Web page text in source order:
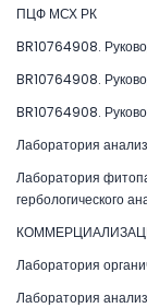
ПЦФ МСХ РК
BR10764908.
BR10764908.
BR10764908.
Лаборатория
Лаборатория
гербологического
Лаборатория
Лаборатория